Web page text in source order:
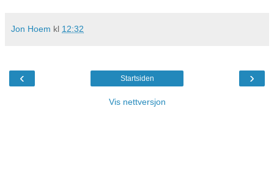
Jon Hoem kl 12:32
‹ ›
Startsiden
Vis nettversjon